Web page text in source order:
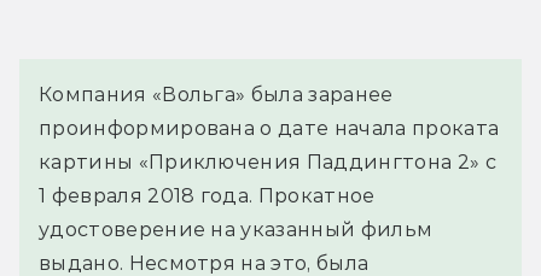
Компания «Вольга» была заранее
проинформирована о дате начала проката
картины «Приключения Паддингтона 2» с
1 февраля 2018 года. Прокатное
удостоверение на указанный фильм
выдано. Несмотря на это, была